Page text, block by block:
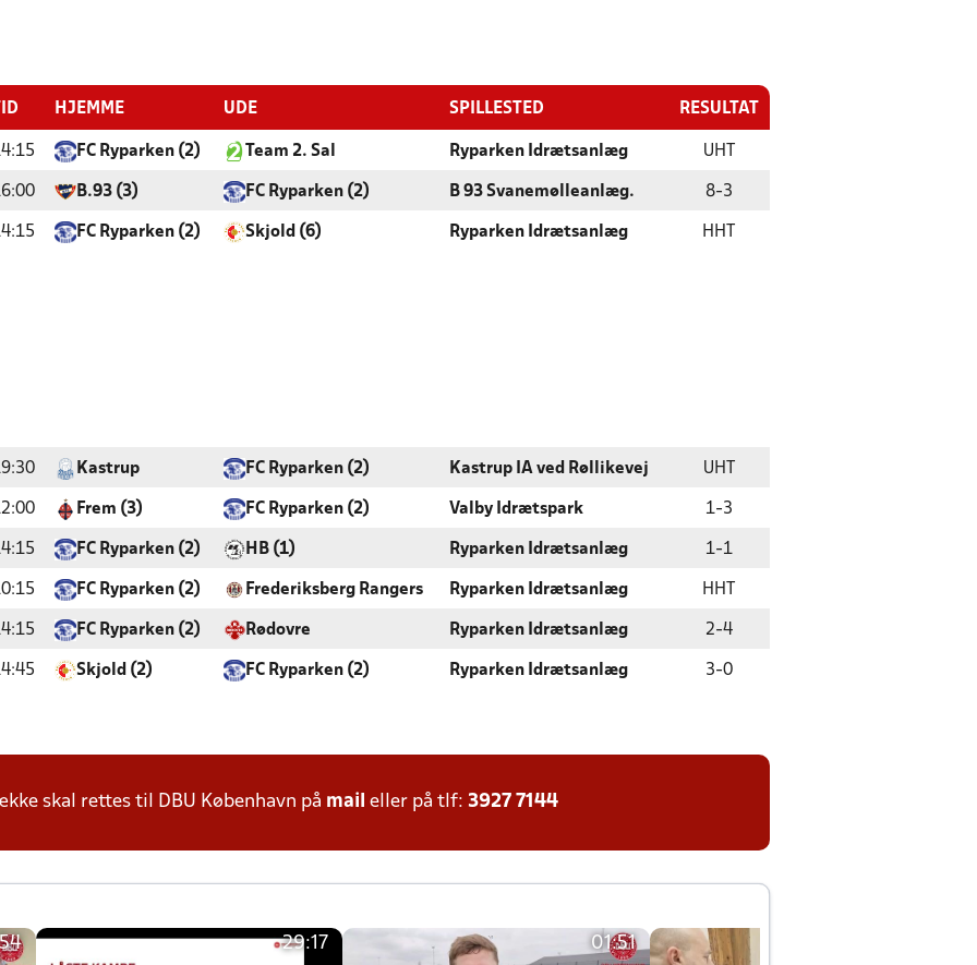
TID HJEMME UDE SPILLESTED RESULTAT
FC Ryparken (2) Team 2. Sal Ryparken Idrætsanlæg UHT
B.93 (3) FC Ryparken (2) B 93 Svanemølleanlæg. 8-3
FC Ryparken (2) Skjold (6) Ryparken Idrætsanlæg HHT
Kastrup FC Ryparken (2) Kastrup IA ved Røllikevej UHT
Frem (3) FC Ryparken (2) Valby Idrætspark 1-3
FC Ryparken (2) HB (1) Ryparken Idrætsanlæg 1-1
FC Ryparken (2) Frederiksberg Rangers Ryparken Idrætsanlæg HHT
FC Ryparken (2) Rødovre Ryparken Idrætsanlæg 2-4
Skjold (2) FC Ryparken (2) Ryparken Idrætsanlæg 3-0
skal rettes til DBU København på mail eller på tlf: 3927 7144
29:17 01:51